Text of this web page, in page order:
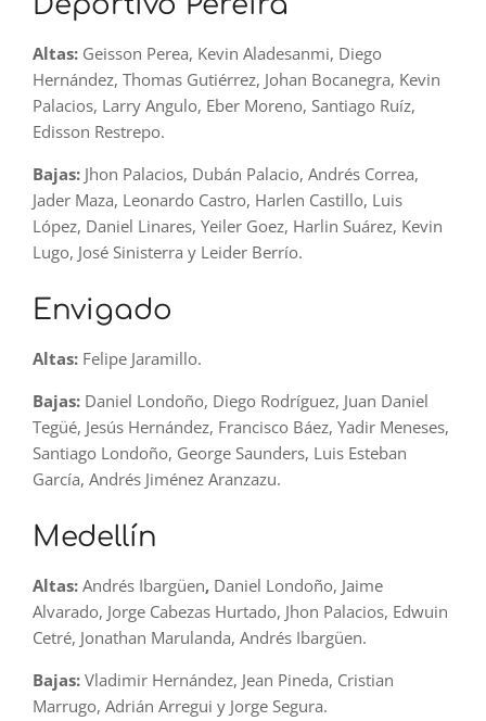
Altas: Geisson Perea, Kevin Aladesanmi, Diego
Hernández, Thomas Gutiérrez, Johan Bocanegra, Kevin
Palacios, Larry Angulo, Eber Moreno, Santiago Ruíz,
Edisson Restrepo.
Bajas: Jhon Palacios, Dubán Palacio, Andrés Correa,
Jader Maza, Leonardo Castro, Harlen Castillo, Luis
López, Daniel Linares, Yeiler Goez, Harlin Suárez, Kevin
Lugo, José Sinisterra y Leider Berrío.
Envigado
Altas: Felipe Jaramillo.
Bajas: Daniel Londoño, Diego Rodríguez, Juan Daniel
Tegüé, Jesús Hernández, Francisco Báez, Yadir Meneses,
Santiago Londoño, George Saunders, Luis Esteban
García, Andrés Jiménez Aranzazu.
Medellín
Altas: Andrés Ibargüen, Daniel Londoño, Jaime
Alvarado, Jorge Cabezas Hurtado, Jhon Palacios, Edwuin
Cetré, Jonathan Marulanda, Andrés Ibargüen.
Bajas: Vladimir Hernández, Jean Pineda, Cristian
Marrugo, Adrián Arregui y Jorge Segura.